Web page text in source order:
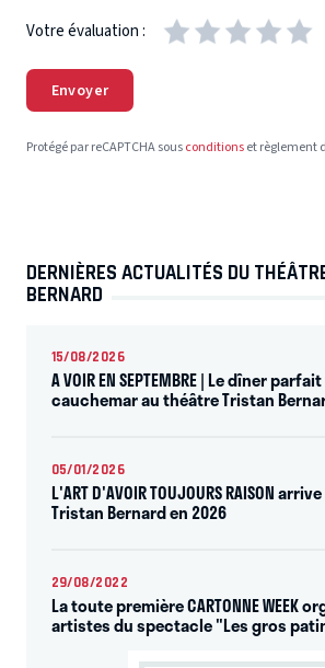
Votre évaluation :
Envoyer
Protégé par reCAPTCHA sousconditionset règlement
DERNIÈRES ACTUALITÉS DU
BERNARD
15/08/2026
A VOIR EN SEPTEMBRE | Le dîner
cauchemar au théâtre Tristan
05/01/2026
L'ART D'AVOIR TOUJOURS RAISON
Tristan Bernard en 2026
29/08/2022
La toute première CARTONNE WEEK
artistes du spectacle "Les gros